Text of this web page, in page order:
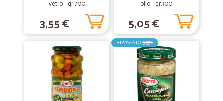
Negozio davvero ottimo e affidabile. Acquistati dei prodotti e arrivati
in pochissimo tempo.
—Annalisa M.
Perfetto. Velocissimo ! Gentilissimo mi hanno inserito nel pacco 5
omaggi super graditi !!
vetro - gr.700
3,55 €
olio - gr.300
5,05 €
RIBASSATO5,35€